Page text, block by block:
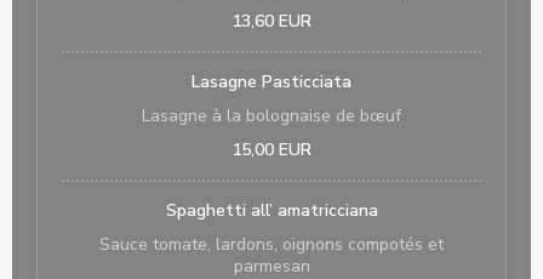
13,60 EUR
Lasagne Pasticciata
Lasagne à la bolognaise de bœuf
15,00 EUR
Spaghetti all’ amatricciana
Sauce tomate, lardons, oignons compotés et
parmesan